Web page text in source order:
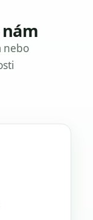
nebo